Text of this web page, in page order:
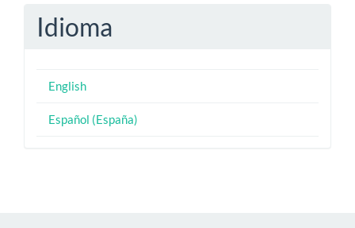
Idioma
English
Español (España)